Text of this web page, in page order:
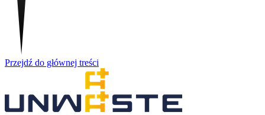
Przejdź do głównej treści